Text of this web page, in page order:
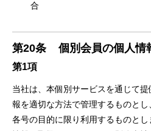
合
第20条 個別会員の個人情
第1項
当社は、本個別サービスを通じて
報を適切な⽅法で管理するものと
各号の⽬的に限り利⽤するものと